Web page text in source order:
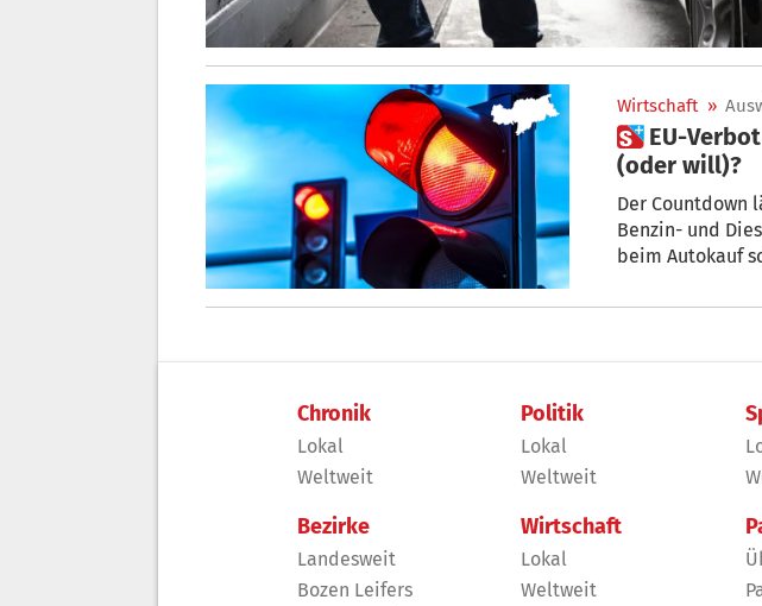
Wirtschaft »
 EU-Verbot ab 2035: Was tun, wenn ich jetzt Auto wechseln muss
(oder will)?
Der Countdown
Benzin- und
beim Autokauf
Autojournalisten
Chronik
Lokal
Weltweit
Bezirke
Landesweit
Bozen Leifers
Politik
Lokal
Weltweit
Wirtschaft
Lokal
Weltweit